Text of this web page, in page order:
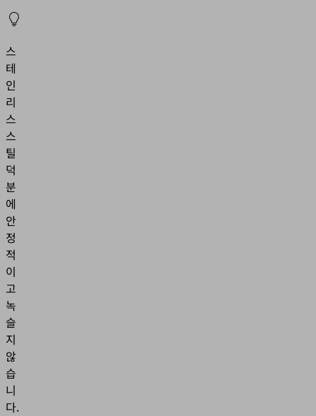
스
테
인
리
스
스
틸
덕
분
에
안
정
적
이
고
녹
슬
지
않
습
니
다.